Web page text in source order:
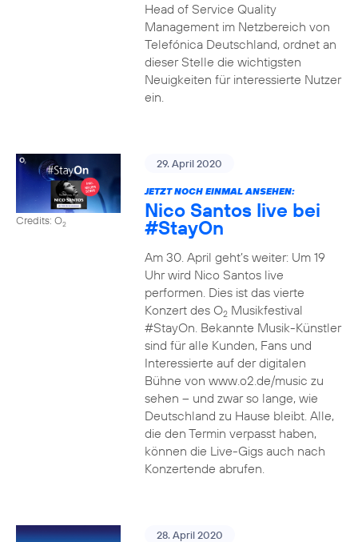
Head of Service Quality
Management im Netzbereich von
Telefónica Deutschland, ordnet an
dieser Stelle die wichtigsten
Neuigkeiten für interessierte Nutzer
ein.
Credits: O2
29. April 2020
JETZT NOCH EINMAL ANSEHEN:
Nico Santos live bei
#StayOn
Am 30. April geht’s weiter: Um 19
Uhr wird Nico Santos live
performen. Dies ist das vierte
Konzert des O2Musikfestival
#StayOn. Bekannte Musik-Künstler
sind für alle Kunden, Fans und
Interessierte auf der digitalen
Bühne von www.o2.de/music zu
sehen – und zwar so lange, wie
Deutschland zu Hause bleibt. Alle,
die den Termin verpasst haben,
können die Live-Gigs auch nach
Konzertende abrufen.
28. April 2020